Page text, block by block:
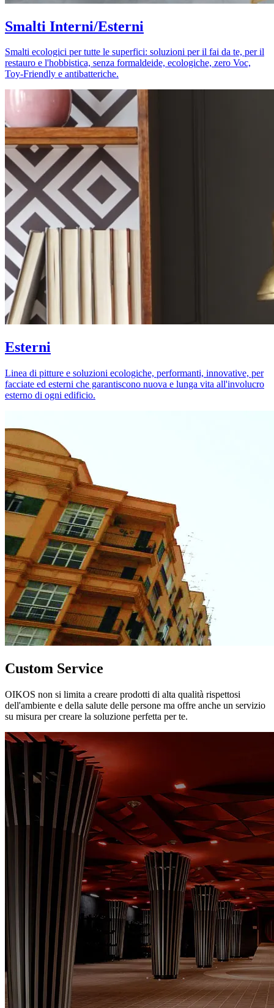
Smalti Interni/Esterni
Smalti ecologici per tutte le superfici: soluzioni per il fai da te, per il
restauro e l'hobbistica, senza formaldeide, ecologiche, zero Voc,
Toy-Friendly e antibatteriche.
Esterni
Linea di pitture e soluzioni ecologiche, performanti, innovative, per
facciate ed esterni che garantiscono nuova e lunga vita all'involucro
esterno di ogni edificio.
Custom Service
OIKOS non si limita a creare prodotti di alta qualità rispettosi
dell'ambiente e della salute delle persone ma offre anche un servizio
su misura per creare la soluzione perfetta per te.